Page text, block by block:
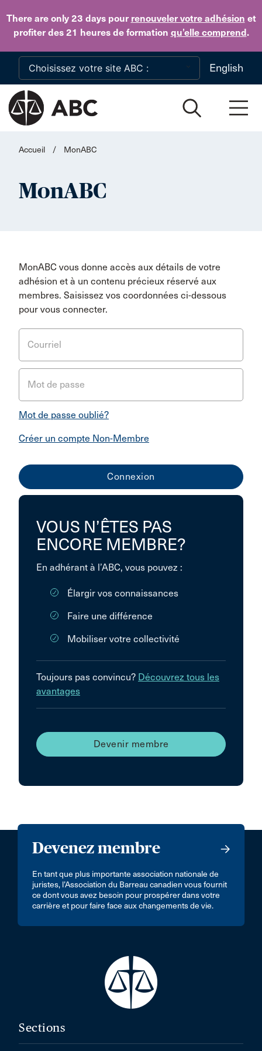
There are only 23 dayspour renouveler votre adhésion et
profiter des 21 heures de formation qu’elle comprend.
Skip to main content
English
Accueil / MonABC
MonABC
MonABC vous donne accès aux détails de votre
adhésion et à un contenu précieux réservé aux
membres. Saisissez vos coordonnées ci-dessous
pour vous connecter.
Courriel
Mot de passe
Mot de passe oublié?
Créer un compte Non-Membre
VOUS N’ÊTES PAS
ENCORE MEMBRE?
En adhérant à l’ABC, vous pouvez :
Élargir vos connaissances
Faire une différence
Mobiliser votre collectivité
Toujours pas convincu? Découvrez tous les
avantages
Devenir membre
Devenez membre
En tant que plus importante association nationale de
juristes, l’Association du Barreau canadien vous fournit
ce dont vous avez besoin pour prospérer dans votre
carrière et pour faire face aux changements de vie.
Sections